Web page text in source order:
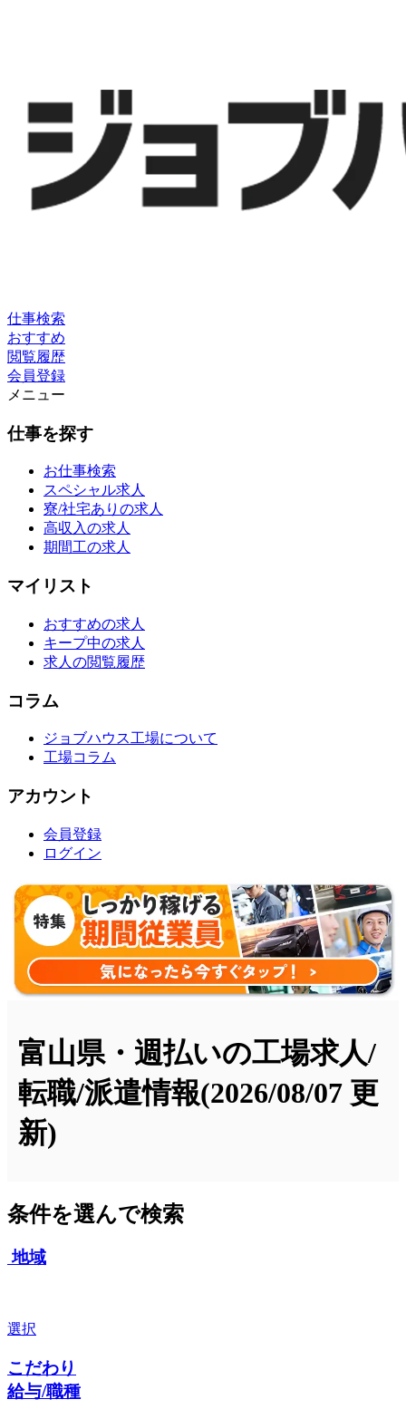
仕事検索
おすすめ
閲覧履歴
会員登録
メニュー
仕事を探す
お仕事検索
スペシャル求人
寮/社宅ありの求人
高収入の求人
期間工の求人
マイリスト
おすすめの求人
キープ中の求人
求人の閲覧履歴
コラム
ジョブハウス工場について
工場コラム
アカウント
会員登録
ログイン
富山県・週払いの工場求人/
転職/派遣情報(2026/08/07 更
新)
条件を選んで検索
地域
選択
こだわり
給与/職種